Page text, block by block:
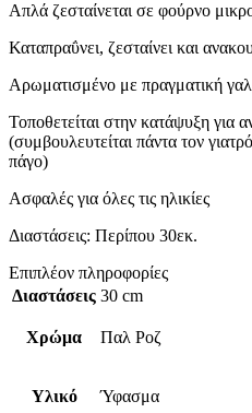
Απλά ζεσταίνεται σε φούρνο
Καταπραΰνει, ζεσταίνει και
Αρωματισμένο με πραγματική
Τοποθετείται στην κατάψυξη για
(συμβουλευτείται πάντα τον
πάγο)
Ασφαλές για όλες τις ηλικίες
Διαστάσεις: Περίπου 30εκ.
Επιπλέον πληροφορίες
Διαστάσεις 30 cm
Χρώμα Παλ Ροζ
Υλικό Ύφασμα